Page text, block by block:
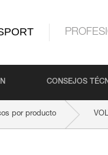
CONSEJOS
por producto